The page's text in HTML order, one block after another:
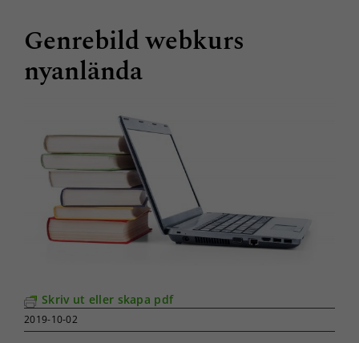
Genrebild webkurs
nyanlända
Skriv ut eller skapa pdf
2019-10-02